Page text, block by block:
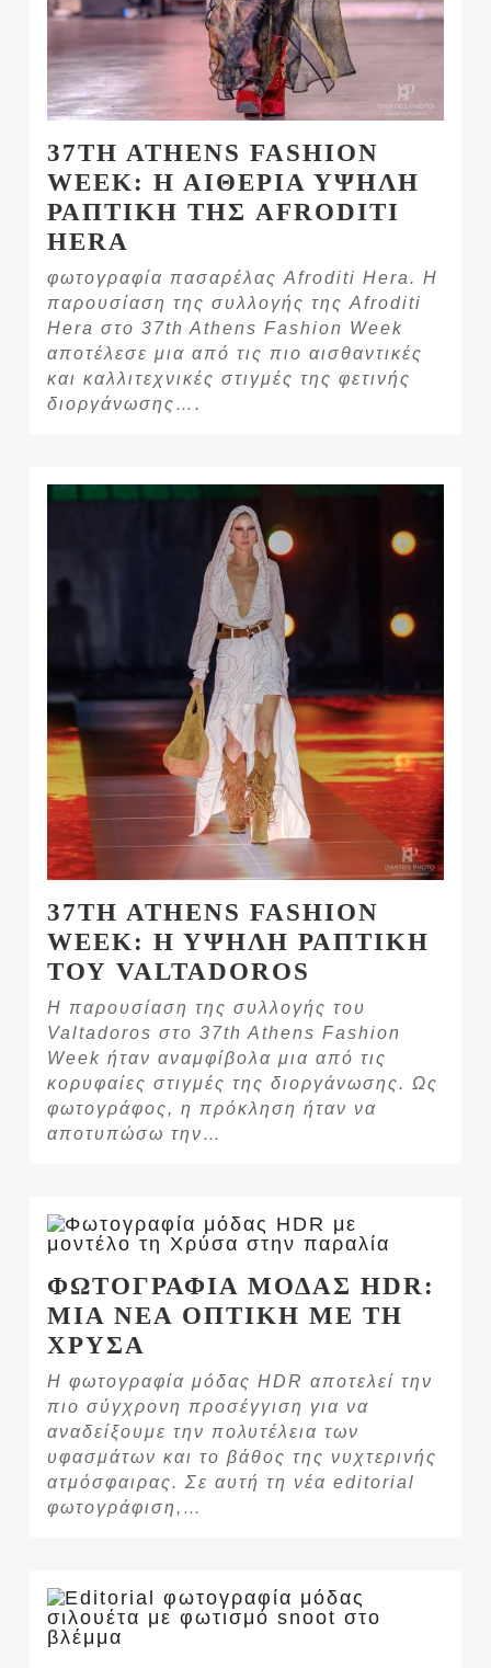
37TH ATHENS FASHION
WEEK: Η ΑΙΘΕΡΙΑ ΥΨΗΛΗ
ΡΑΠΤΙΚΗ ΤΗΣ AFRODITI
HERA
φωτογραφία πασαρέλας Afroditi Hera. Η
παρουσίαση της συλλογής της Afroditi
Hera στο 37th Athens Fashion Week
αποτέλεσε μια από τις πιο αισθαντικές
και καλλιτεχνικές στιγμές της φετινής
διοργάνωσης….
37TH ATHENS FASHION
WEEK: Η ΥΨΗΛΗ ΡΑΠΤΙΚΗ
ΤΟΥ VALTADOROS
Η παρουσίαση της συλλογής του
Valtadoros στο 37th Athens Fashion
Week ήταν αναμφίβολα μια από τις
κορυφαίες στιγμές της διοργάνωσης. Ως
φωτογράφος, η πρόκληση ήταν να
αποτυπώσω την…
ΦΩΤΟΓΡΑΦΙΑ ΜΟΔΑΣ HDR:
ΜΙΑ ΝΕΑ ΟΠΤΙΚΗ ΜΕ ΤΗ
ΧΡΥΣΑ
Η φωτογραφία μόδας HDR αποτελεί την
πιο σύγχρονη προσέγγιση για να
αναδείξουμε την πολυτέλεια των
υφασμάτων και το βάθος της νυχτερινής
ατμόσφαιρας. Σε αυτή τη νέα editorial
φωτογράφιση,…